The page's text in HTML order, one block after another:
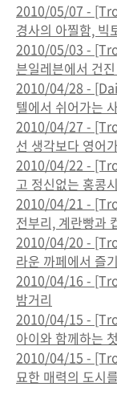
2010/05/07 -
경사의 아찔함, 빅
2010/05/03 -
븐일레븐에서 건
2010/04/28 -
텔에서 쉬어가는
2010/04/27 -
선 생각보다 영어
2010/04/22 -
고 정신없는 홍콩
2010/04/21 -
전부리, 계란빵과
2010/04/20 -
라운 까페에서 즐
2010/04/16 -
밤거리
2010/04/15 -
아이와 함께하는
2010/04/15 -
묘한 매력의 도시